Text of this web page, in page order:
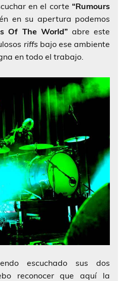
en el corte “Rumours
en su apertura podemos
Of The World”abre este
riffs bajo ese ambiente
en todo el trabajo.
escuchado sus dos
reconocer que aquí la